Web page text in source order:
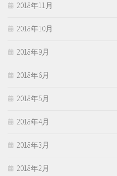
2018年11月
2018年10月
2018年9月
2018年6月
2018年5月
2018年4月
2018年3月
2018年2月